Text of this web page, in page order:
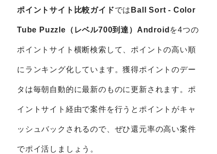
ポイントサイト比較ガイドでは Ball Sort - Color
Tube Puzzle（レベル700到達）Android を4つの
ポイントサイト横断検索して、ポイントの高い順
にランキング化しています。獲得ポイントのデー
タは毎朝自動的に最新のものに更新されます。ポ
イントサイト経由で案件を行うとポイントがキャ
ッシュバックされるので、ぜひ還元率の高い案件
でポイ活しましょう。